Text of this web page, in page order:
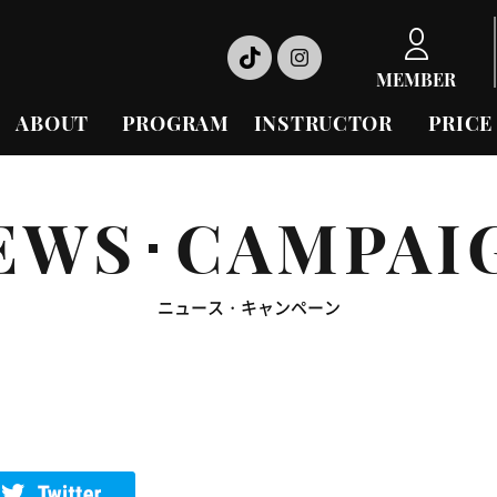
MEMBER
ABOUT PROGRAM INSTRUCTOR PRICE
･
ニュース・キャンペーン